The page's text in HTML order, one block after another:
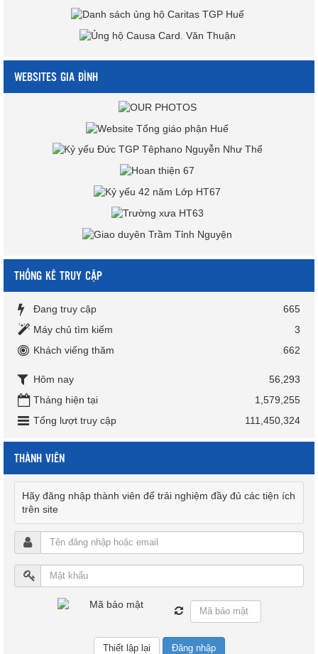
WEBSITES GIA ĐÌNH
THỐNG KÊ TRUY CẬP
Đang truy cập
665
Máy chủ tìm kiếm
3
Khách viếng thăm
662
Hôm nay
56,293
Tháng hiện tại
1,579,255
Tổng lượt truy cập
111,450,324
THÀNH VIÊN
Hãy đăng nhập thành viên để trải nghiệm đầy đủ các tiện ích
trên site
Đăng nhập